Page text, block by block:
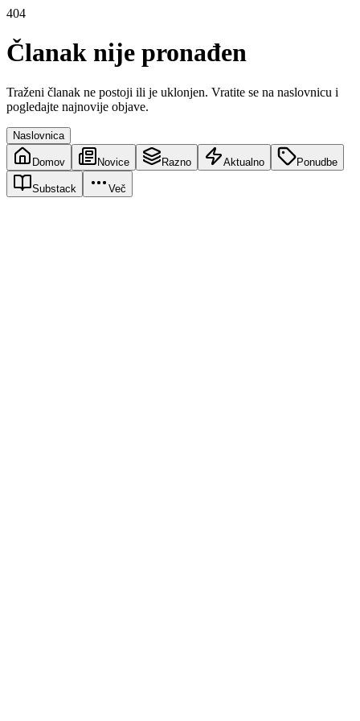
404
Članak nije pronađen
Traženi članak ne postoji ili je uklonjen. Vratite se na naslovnicu i
pogledajte najnovije objave.
Naslovnica
Domov Novice Razno Aktualno Ponudbe
Substack Več